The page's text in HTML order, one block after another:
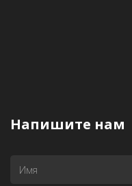
Напишите нам